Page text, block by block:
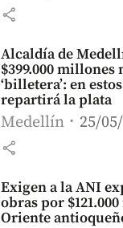
share
Alcaldía de
$399.000 millones
‘billetera’: en
repartirá la plata
Medellín 25/
share
Exigen a la ANI
obras por
Oriente